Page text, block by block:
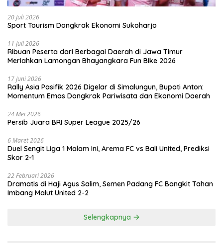
20 Juli 2026
Sport Tourism Dongkrak Ekonomi Sukoharjo
11 Juli 2026
Ribuan Peserta dari Berbagai Daerah di Jawa Timur
Meriahkan Lamongan Bhayangkara Fun Bike 2026
17 Juni 2026
Rally Asia Pasifik 2026 Digelar di Simalungun, Bupati Anton:
Momentum Emas Dongkrak Pariwisata dan Ekonomi Daerah
24 Mei 2026
Persib Juara BRI Super League 2025/26
6 Maret 2026
Duel Sengit Liga 1 Malam Ini, Arema FC vs Bali United, Prediksi
Skor 2-1
22 Februari 2026
Dramatis di Haji Agus Salim, Semen Padang FC Bangkit Tahan
Imbang Malut United 2-2
Selengkapnya